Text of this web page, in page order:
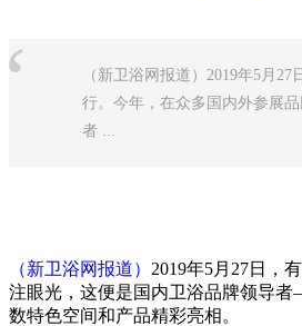
（新卫浴网报道）2019年5月
行。今年，在众多国内外参展
者 ...
（新卫浴网报道） 2019年5月27日，
注眼光，这便是国内卫浴品牌领导
数特色空间和产品精彩亮相。